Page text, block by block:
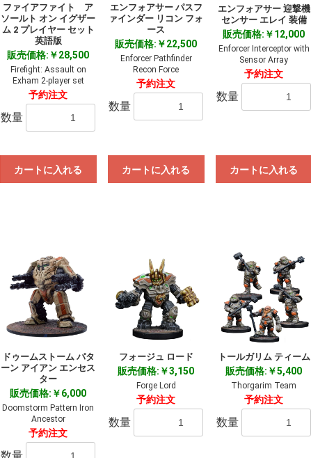
ファイアファイト ア
ソールト オン イグザー
ム 2 プレイヤー セット
英語版
販売価格:￥28,500
Firefight: Assault on
Exham 2-player set
予約注文
数量
カートに入れる
エンフォアサー パスフ
ァインダー リコン フォ
ース
販売価格:￥22,500
Enforcer Pathfinder
Recon Force
予約注文
数量
カートに入れる
エンフォアサー 迎撃機
センサー エレイ 装備
販売価格:￥12,000
Enforcer Interceptor with
Sensor Array
予約注文
数量
カートに入れる
ドゥームストーム パタ
ーン アイアン エンセス
ター
販売価格:￥6,000
Doomstorm Pattern Iron
Ancestor
予約注文
フォージュ ロード
販売価格:￥3,150
Forge Lord
予約注文
数量
トールガリム ティーム
販売価格:￥5,400
Thorgarim Team
予約注文
数量